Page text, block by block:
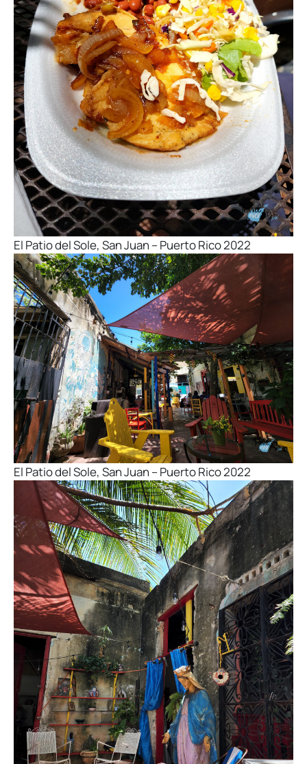
El Patio del Sole, San Juan – Puerto Rico 2022
El Patio del Sole, San Juan – Puerto Rico 2022